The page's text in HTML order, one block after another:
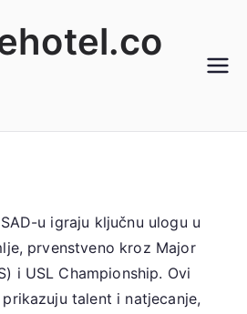
u igraju ključnu ulogu u
prvenstveno kroz Major
i USL Championship. Ovi
talent i natjecanje,